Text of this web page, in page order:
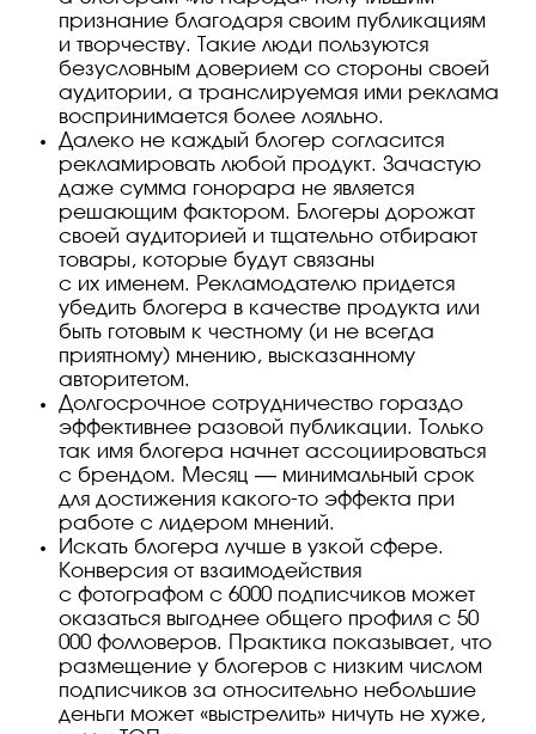
признание благодаря своим публикациям
и творчеству. Такие люди пользуются
безусловным доверием со стороны своей
аудитории, а транслируемая ими реклама
воспринимается более лояльно.
Далеко не каждый блогер согласится
рекламировать любой продукт. Зачастую
даже сумма гонорара не является
решающим фактором. Блогеры дорожат
своей аудиторией и тщательно отбирают
товары, которые будут связаны
с их именем. Рекламодателю придется
убедить блогера в качестве продукта или
быть готовым к честному (и не всегда
приятному) мнению, высказанному
авторитетом.
Долгосрочное сотрудничество гораздо
эффективнее разовой публикации. Только
так имя блогера начнет ассоциироваться
с брендом. Месяц — минимальный срок
для достижения какого-то эффекта при
работе с лидером мнений.
Искать блогера лучше в узкой сфере.
Конверсия от взаимодействия
с фотографом с 6000 подписчиков может
оказаться выгоднее общего профиля с 50
000 фолловеров. Практика показывает, что
размещение у блогеров с низким числом
подписчиков за относительно небольшие
деньги может «выстрелить» ничуть не хуже,